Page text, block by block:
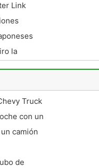
Link
Unidos?
la
Truck
con un
camión
de